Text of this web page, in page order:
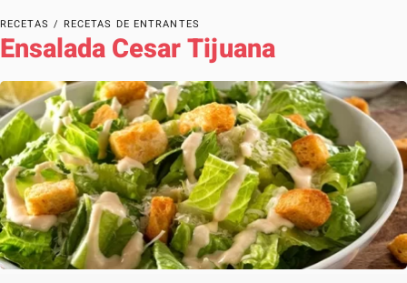
RECETAS / RECETAS DE ENTRANTES
Ensalada Cesar Tijuana